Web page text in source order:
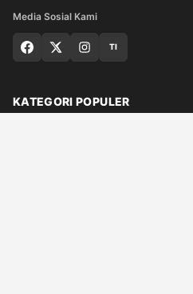
Media Sosial Kami
TI
KATEGORI POPULER